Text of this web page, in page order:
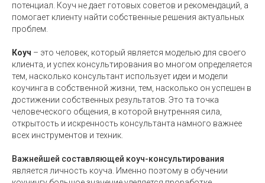
потенциал. Коуч не дает готовых советов и рекомендаций, а
помогает клиенту найти собственные решения актуальных
проблем.
Коуч – это человек, который является моделью для своего
клиента, и успех консультирования во многом определяется
тем, насколько консультант использует идеи и модели
коучинга в собственной жизни, тем, насколько он успешен в
достижении собственных результатов. Это та точка
человеческого общения, в которой внутренняя сила,
открытость и искренность консультанта намного важнее
всех инструментов и техник.
Важнейшей составляющей коуч-консультирования
является личность коуча. Именно поэтому в обучении